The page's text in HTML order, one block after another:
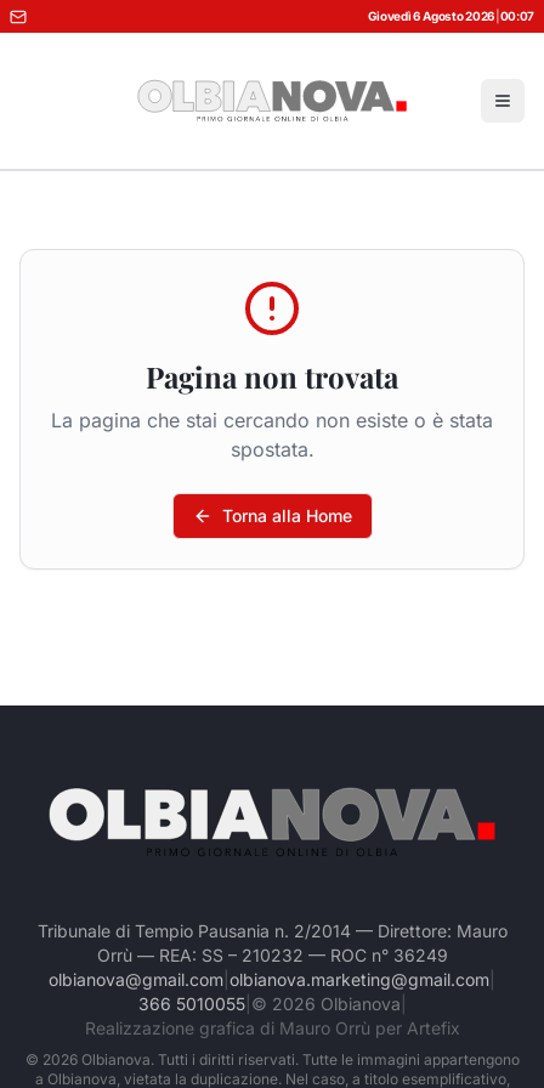
Giovedì 6 Agosto 2026 00:07
Pagina non trovata
La pagina che stai cercando non esiste o è stata
spostata.
Torna alla Home
Tribunale di Tempio Pausania n. 2/2014 — Direttore: Mauro
Orrù — REA: SS – 210232 — ROC n° 36249
olbianova@gmail.com olbianova.marketing@gmail.com
366 5010055| © 2026 Olbianova
Realizzazione grafica di Mauro Orrù per Artefix
© 2026Olbianova. Tutti i diritti riservati. Tutte le immagini appartengono
a Olbianova, vietata la duplicazione. Nel caso, a titolo esemplificativo,